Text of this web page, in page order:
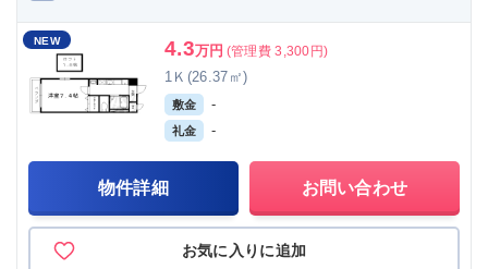
NEW 4.3万円 (管理費 3,300円)
1Ｋ(26.37㎡)
敷金 -
礼金 -
物件詳細 お問い合わせ
お気に入りに追加